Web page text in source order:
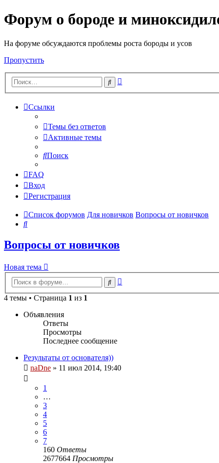
Форум о бороде и
На форуме обсуждаются проблемы роста бороды и усов
Пропустить
Поиск
Ссылки
Темы без ответов
Активные темы
Поиск
FAQ
Вход
Регистрация
Список форумов Для новичков Вопросы от новичков
Поиск
Вопросы от новичков
Новая тема
Поиск
4 темы • Страница 1 из 1
Объявления
Ответы
Просмотры
Последнее сообщение
Результаты от основателя))
naDne » 11 июл 2014, 19:40
1
…
3
4
5
6
7
160 Ответы
2677664 Просмотры